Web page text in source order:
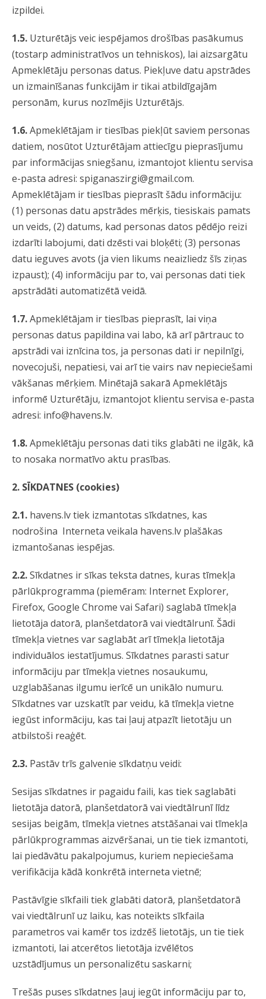
izpildei.
1.5. Uzturētājs veic iespējamos drošības pasākumus
(tostarp administratīvos un tehniskos), lai aizsargātu
Apmeklētāju personas datus. Piekļuve datu apstrādes
un izmainīšanas funkcijām ir tikai atbildīgajām
personām, kurus nozīmējis Uzturētājs.
1.6.Apmeklētājam ir tiesības piekļūt saviem personas
datiem, nosūtot Uzturētājam attiecīgu pieprasījumu
par informācijas sniegšanu, izmantojot klientu servisa
e-pasta adresi: spiganaszirgi@gmail.com.
Apmeklētājam ir tiesības pieprasīt šādu informāciju:
(1) personas datu apstrādes mērķis, tiesiskais pamats
un veids, (2) datums, kad personas datos pēdējo reizi
izdarīti labojumi, dati dzēsti vai bloķēti; (3) personas
datu ieguves avots (ja vien likums neaizliedz šīs ziņas
izpaust); (4) informāciju par to, vai personas dati tiek
apstrādāti automatizētā veidā.
1.7.Apmeklētājam ir tiesības pieprasīt, lai viņa
personas datus papildina vai labo, kā arī pārtrauc to
apstrādi vai iznīcina tos, ja personas dati ir nepilnīgi,
novecojuši, nepatiesi, vai arī tie vairs nav nepieciešami
vākšanas mērķiem. Minētajā sakarā Apmeklētājs
informē Uzturētāju, izmantojot klientu servisa e-pasta
adresi: info@havens.lv.
1.8.Apmeklētāju personas dati tiks glabāti ne ilgāk, kā
to nosaka normatīvo aktu prasības.
2. SĪKDATNES (cookies)
2.1. havens.lv tiek izmantotas sīkdatnes, kas
nodrošina Interneta veikala havens.lv plašākas
izmantošanas iespējas.
2.2.Sīkdatnes ir sīkas teksta datnes, kuras tīmekļa
pārlūkprogramma (piemēram: Internet Explorer,
Firefox, Google Chrome vai Safari) saglabā tīmekļa
lietotāja datorā, planšetdatorā vai viedtālrunī. Šādi
tīmekļa vietnes var saglabāt arī tīmekļa lietotāja
individuālos iestatījumus. Sīkdatnes parasti satur
informāciju par tīmekļa vietnes nosaukumu,
uzglabāšanas ilgumu ierīcē un unikālo numuru.
Sīkdatnes var uzskatīt par veidu, kā tīmekļa vietne
iegūst informāciju, kas tai ļauj atpazīt lietotāju un
atbilstoši reaģēt.
2.3. Pastāv trīs galvenie sīkdatņu veidi:
Sesijas sīkdatnes ir pagaidu faili, kas tiek saglabāti
lietotāja datorā, planšetdatorā vai viedtālrunī līdz
sesijas beigām, tīmekļa vietnes atstāšanai vai tīmekļa
pārlūkprogrammas aizvēršanai, un tie tiek izmantoti,
lai piedāvātu pakalpojumus, kuriem nepieciešama
verifikācija kādā konkrētā interneta vietnē;
Pastāvīgie sīkfaili tiek glabāti datorā, planšetdatorā
vai viedtālrunī uz laiku, kas noteikts sīkfaila
parametros vai kamēr tos izdzēš lietotājs, un tie tiek
izmantoti, lai atcerētos lietotāja izvēlētos
uzstādījumus un personalizētu saskarni;
Trešās puses sīkdatnes ļauj iegūt informāciju par to,